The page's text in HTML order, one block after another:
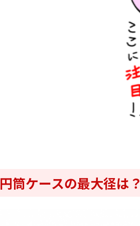
円筒ケースの最大径は